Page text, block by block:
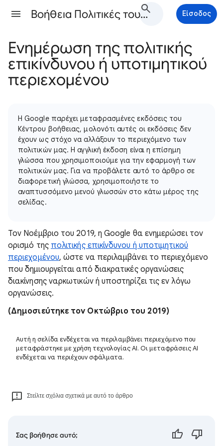
Βοήθεια Πολιτικές του Google Ads Είσοδος
Ενημέρωση της πολιτικής
επικίνδυνου ή υποτιμητικού
περιεχομένου
Η Google παρέχει μεταφρασμένες εκδόσεις του
Κέντρου βοήθειας, μολονότι αυτές οι εκδόσεις δεν
έχουν ως στόχο να αλλάξουν το περιεχόμενο των
πολιτικών μας. Η αγγλική έκδοση είναι η επίσημη
γλώσσα που χρησιμοποιούμε για την εφαρμογή των
πολιτικών μας. Για να προβάλετε αυτό το άρθρο σε
διαφορετική γλώσσα, χρησιμοποιήστε το
αναπτυσσόμενο μενού γλωσσών στο κάτω μέρος της
σελίδας.
Τον Νοέμβριο του 2019, η Google θα ενημερώσει τον
ορισμό της πολιτικής επικίνδυνου ή υποτιμητικού
περιεχομένου, ώστε να περιλαμβάνει το περιεχόμενο
που δημιουργείται από διακρατικές οργανώσεις
διακίνησης ναρκωτικών ή υποστηρίζει τις εν λόγω
οργανώσεις.
(Δημοσιεύτηκε τον Οκτώβριο του 2019)
Αυτή η σελίδα ενδέχεται να περιλαμβάνει περιεχόμενο που
μεταφράστηκε με χρήση τεχνολογίας AI. Οι μεταφράσεις AI
ενδέχεται να περιέχουν σφάλματα.
Στείλτε σχόλια σχετικά με αυτό το άρθρο
Σας βοήθησε αυτό;